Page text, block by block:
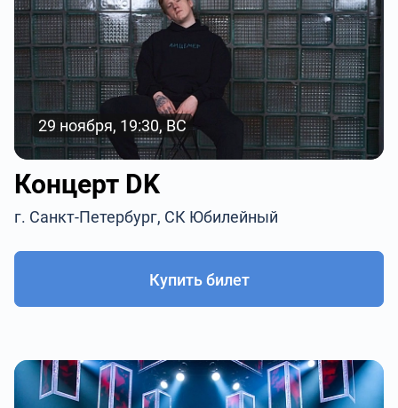
29 ноября, 19:30, ВС
Концерт DK
г. Санкт-Петербург, СК Юбилейный
Купить билет